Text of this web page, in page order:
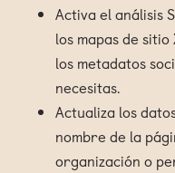
Activa el análisis
los mapas de sitio
los metadatos
necesitas.
Actualiza los
nombre de la
organización o